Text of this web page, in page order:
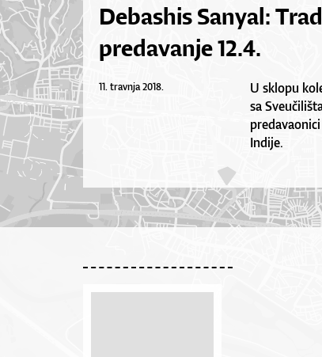
Debashis Sanyal:
predavanje 12.4.
11. travnja 2018.
U sklopu
sa
Indije.